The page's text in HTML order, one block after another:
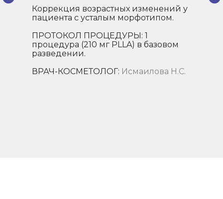
Коррекция возрастных изменений у
пациента с усталым морфотипом.
ПРОТОКОЛ ПРОЦЕДУРЫ: 1
процедура (210 мг PLLA) в базовом
разведении.
ВРАЧ-КОСМЕТОЛОГ: Исмаилова Н.С.